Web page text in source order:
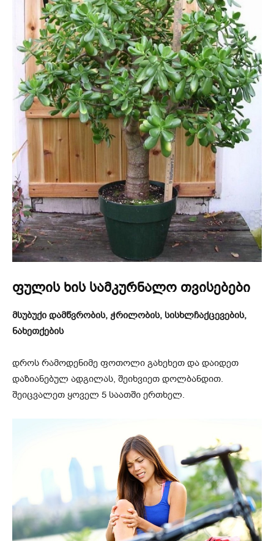
ფულის ხის სამკურნალო თვისებები
მსუბუქი დამწვრობის, ჭრილობის, სისხლჩაქცევების,
ნახეთქების
დროს რამოდენიმე ფოთოლი გახეხეთ და დაიდეთ
დაზიანებულ ადგილას, შეიხვიეთ დოლბანდით.
შეიცვალეთ ყოველ 5 საათში ერთხელ.